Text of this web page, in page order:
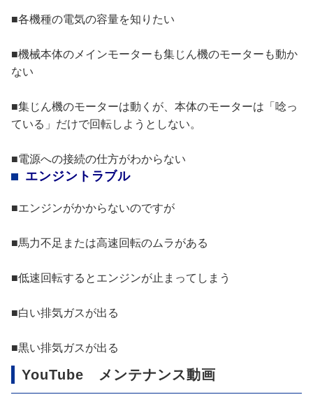
■各機種の電気の容量を知りたい
■機械本体のメインモーターも集じん機のモーターも動か
ない
■集じん機のモーターは動くが、本体のモーターは「唸っ
ている」だけで回転しようとしない。
■電源への接続の仕方がわからない
エンジントラブル
■エンジンがかからないのですが
■馬力不足または高速回転のムラがある
■低速回転するとエンジンが止まってしまう
■白い排気ガスが出る
■黒い排気ガスが出る
YouTube メンテナンス動画